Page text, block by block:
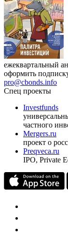
ежеквартальный
оформить
pro@cbonds.info
Спец проекты
Investfunds
частного
Mergers.ru
проект о
Preqveca.ru
IPO, Private